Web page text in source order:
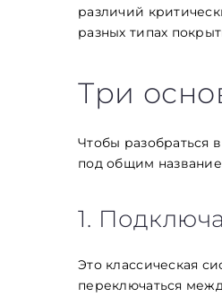
различий
разных типах
Три
Чтобы разобраться
под общим
1.
Это классическая
переключаться